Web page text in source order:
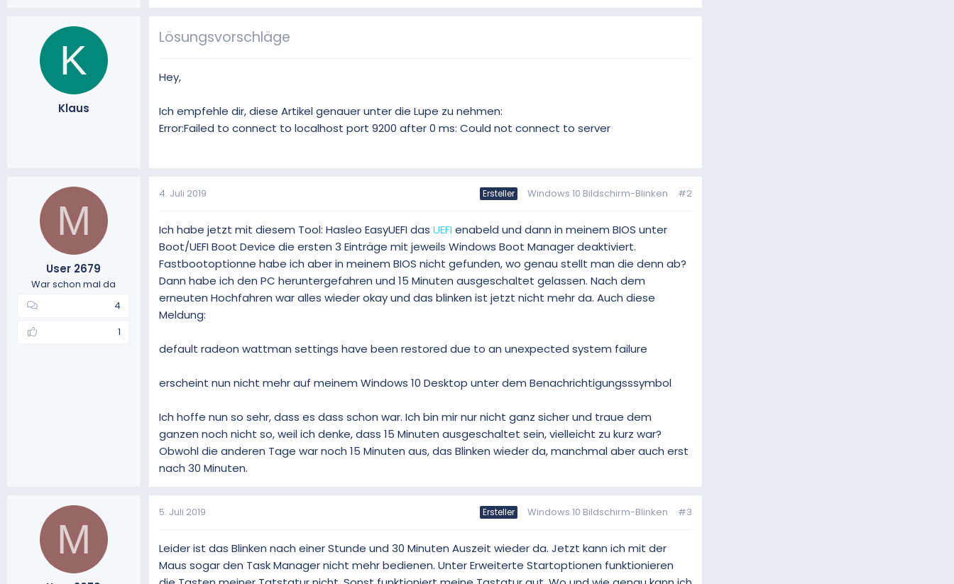
K
Klaus
Lösungsvorschläge
Hey,
Ich empfehle dir, diese Artikel genauer unter die Lupe zu nehmen:
Error:Failed to connect to localhost port 9200 after 0 ms: Could not connect to server
M
User 2679
War schon mal da
4
1
4. Juli 2019 Ersteller Windows 10 Bildschirm-Blinken #2
Ich habe jetzt mit diesem Tool: Hasleo EasyUEFI das UEFI enabeld und dann in meinem BIOS unter
Boot/UEFI Boot Device die ersten 3 Einträge mit jeweils Windows Boot Manager deaktiviert.
Fastbootoptionne habe ich aber in meinem BIOS nicht gefunden, wo genau stellt man die denn ab?
Dann habe ich den PC heruntergefahren und 15 Minuten ausgeschaltet gelassen. Nach dem
erneuten Hochfahren war alles wieder okay und das blinken ist jetzt nicht mehr da. Auch diese
Meldung:
default radeon wattman settings have been restored due to an unexpected system failure
erscheint nun nicht mehr auf meinem Windows 10 Desktop unter dem Benachrichtigungsssymbol
Ich hoffe nun so sehr, dass es dass schon war. Ich bin mir nur nicht ganz sicher und traue dem
ganzen noch nicht so, weil ich denke, dass 15 Minuten ausgeschaltet sein, vielleicht zu kurz war?
Obwohl die anderen Tage war noch 15 Minuten aus, das Blinken wieder da, manchmal aber auch erst
nach 30 Minuten.
M
5. Juli 2019 Ersteller Windows 10 Bildschirm-Blinken #3
Leider ist das Blinken nach einer Stunde und 30 Minuten Auszeit wieder da. Jetzt kann ich mit der
Maus sogar den Task Manager nicht mehr bedienen. Unter Erweiterte Startoptionen funktionieren